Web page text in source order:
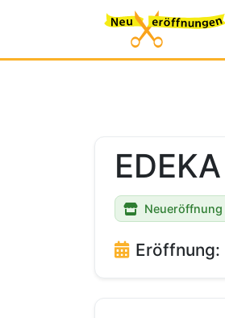
EDEKA
Neueröffnung
Eröffnung: